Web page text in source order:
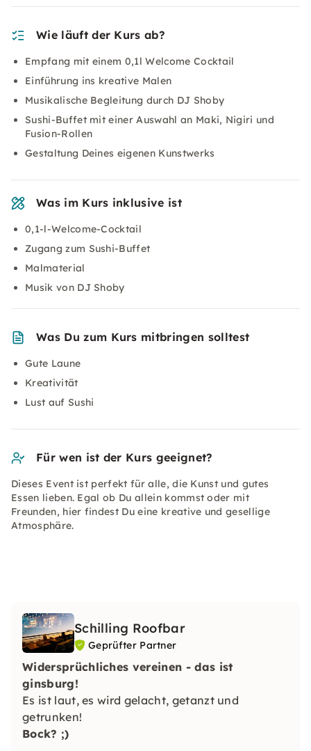
Wie läuft der Kurs ab?
Empfang mit einem 0,1l Welcome Cocktail
Einführung ins kreative Malen
Musikalische Begleitung durch DJ Shoby
Sushi-Buffet mit einer Auswahl an Maki, Nigiri und
Fusion-Rollen
Gestaltung Deines eigenen Kunstwerks
Was im Kurs inklusive ist
0,1-l-Welcome-Cocktail
Zugang zum Sushi-Buffet
Malmaterial
Musik von DJ Shoby
Was Du zum Kurs mitbringen solltest
Gute Laune
Kreativität
Lust auf Sushi
Für wen ist der Kurs geeignet?
Dieses Event ist perfekt für alle, die Kunst und gutes
Essen lieben. Egal ob Du allein kommst oder mit
Freunden, hier findest Du eine kreative und gesellige
Atmosphäre.
Schilling Roofbar
Geprüfter Partner
Widersprüchliches vereinen - das ist
ginsburg!
Es ist laut, es wird gelacht, getanzt und
getrunken!
Bock? ;)